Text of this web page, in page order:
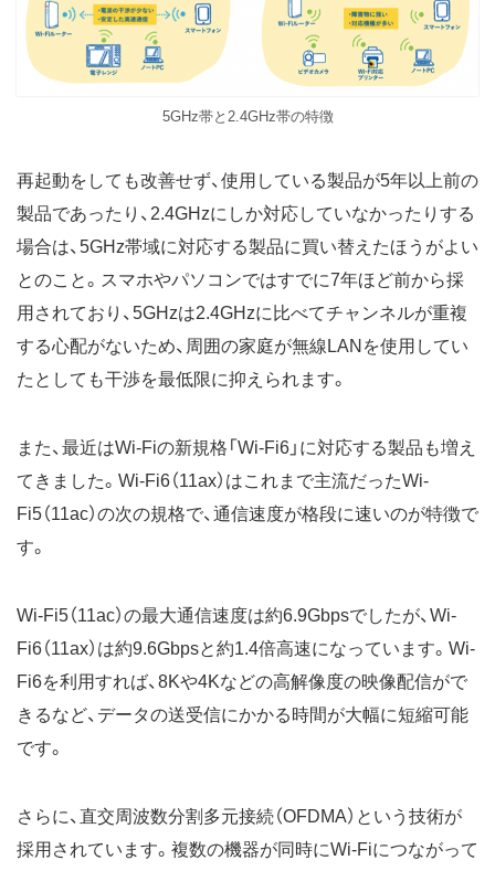
5GHz帯と2.4GHz帯の特徴
再起動をしても改善せず、使用している製品が5年以上前の
製品であったり、2.4GHzにしか対応していなかったりする
場合は、5GHz帯域に対応する製品に買い替えたほうがよい
とのこと。スマホやパソコンではすでに7年ほど前から採
用されており、5GHzは2.4GHzに比べてチャンネルが重複
する心配がないため、周囲の家庭が無線LANを使用してい
たとしても干渉を最低限に抑えられます。
また、最近はWi-Fiの新規格「Wi-Fi6」に対応する製品も増え
てきました。Wi-Fi6（11ax）はこれまで主流だったWi-
Fi5（11ac）の次の規格で、通信速度が格段に速いのが特徴で
す。
Wi-Fi5（11ac）の最大通信速度は約6.9Gbpsでしたが、Wi-
Fi6（11ax）は約9.6Gbpsと約1.4倍高速になっています。Wi-
Fi6を利用すれば、8Kや4Kなどの高解像度の映像配信がで
きるなど、データの送受信にかかる時間が大幅に短縮可能
です。
さらに、直交周波数分割多元接続（OFDMA）という技術が
採用されています。複数の機器が同時にWi-Fiにつながって